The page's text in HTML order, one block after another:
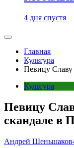
4 дня спустя
Главная
Культура
Певицу Славу
Культура
Певицу
скандале в
Андрей Шеньшаков